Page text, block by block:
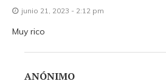
junio 21, 2023 - 2:12 pm
Muy rico
ANÓNIMO